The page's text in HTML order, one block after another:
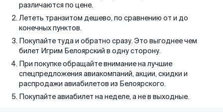
различаются по цене.
Лететь транзитом дешево, по сравнению от и до
конечных пунктов.
Покупайте туда и обратно сразу. Это выгоднее чем
билет Игрим Белоярский в одну сторону.
При покупке обращайте внимание на лучшие
спецпредложения авиакомпаний, акции, скидки и
распродажи авиабилетов из Белоярского.
Покупайте авиабилет на неделе, а не в выходные.